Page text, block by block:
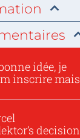
idée, je
inscrire mais
decision